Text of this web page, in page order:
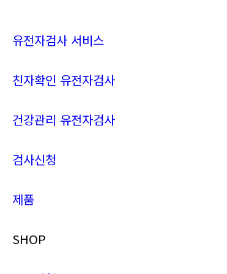
유전자검사 서비스
친자확인 유전자검사
건강관리 유전자검사
검사신청
제품
SHOP